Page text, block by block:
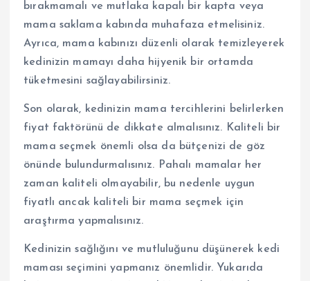
bırakmamalı ve mutlaka kapalı bir kapta veya
mama saklama kabında muhafaza etmelisiniz.
Ayrıca, mama kabınızı düzenli olarak temizleyerek
kedinizin mamayı daha hijyenik bir ortamda
tüketmesini sağlayabilirsiniz.
Son olarak, kedinizin mama tercihlerini belirlerken
fiyat faktörünü de dikkate almalısınız. Kaliteli bir
mama seçmek önemli olsa da bütçenizi de göz
önünde bulundurmalısınız. Pahalı mamalar her
zaman kaliteli olmayabilir, bu nedenle uygun
fiyatlı ancak kaliteli bir mama seçmek için
araştırma yapmalısınız.
Kedinizin sağlığını ve mutluluğunu düşünerek kedi
maması seçimini yapmanız önemlidir. Yukarıda